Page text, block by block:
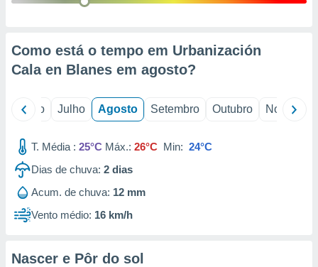
de
Como está o tempo em Urbanización
Cala en Blanes em agosto?
Junho Julho Agosto Setembro Outubro Novembro
T. Média : 25°C Máx.: 26°C Min: 24°C
Dias de chuva: 2 dias
Acum. de chuva: 12 mm
Vento médio: 16 km/h
Nascer e Pôr do sol